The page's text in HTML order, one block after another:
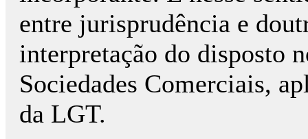
entre jurisprudência e
interpretação do disposto
Sociedades Comerciais,
da LGT.